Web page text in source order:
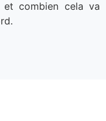
combien cela va